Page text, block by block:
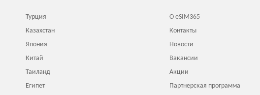
Турция
Казахстан
Япония
Китай
Таиланд
Египет
О eSIM365
Контакты
Новости
Вакансии
Акции
Партнерская программа